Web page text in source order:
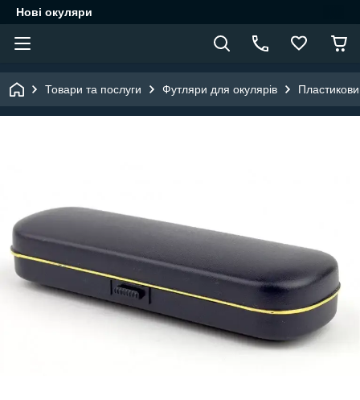
Нові окуляри
Товари та послуги Футляри для окулярів